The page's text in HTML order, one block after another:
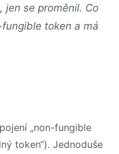
jen se proměnil. Co
token a má
„non-fungible
token“). Jednoduše